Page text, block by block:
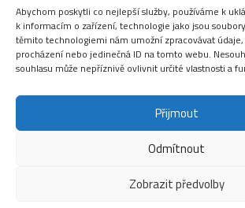
Abychom poskytli co nejlepší služby, používáme k
k informacím o zařízení, technologie jako jsou
těmito technologiemi nám umožní zpracovávat
procházení nebo jedinečná ID na tomto webu.
souhlasu může nepříznivě ovlivnit určité vlastnosti a
Přijmout
Odmítnout
Zobrazit předvolby
Fotografie Audio
Copyright © 2026Média IKSŽ. All rights
Theme: ColorMag Pro byThemeGrill. Drevet